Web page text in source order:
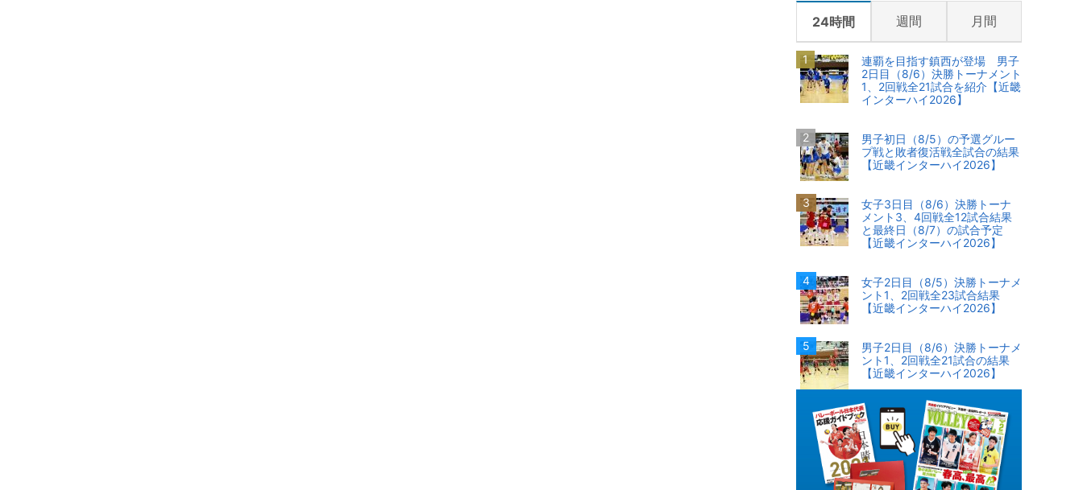
24時間 週間 月間
連覇を目指す鎮西が登場 男子
2日目（8/6）決勝トーナメント
1、2回戦全21試合を紹介【近畿
インターハイ2026】
男子初日（8/5）の予選グルー
プ戦と敗者復活戦全試合の結果
【近畿インターハイ2026】
女子3日目（8/6）決勝トーナ
メント3、4回戦全12試合結果
と最終日（8/7）の試合予定
【近畿インターハイ2026】
女子2日目（8/5）決勝トーナメ
ント1、2回戦全23試合結果
【近畿インターハイ2026】
男子2日目（8/6）決勝トーナメ
ント1、2回戦全21試合の結果
【近畿インターハイ2026】